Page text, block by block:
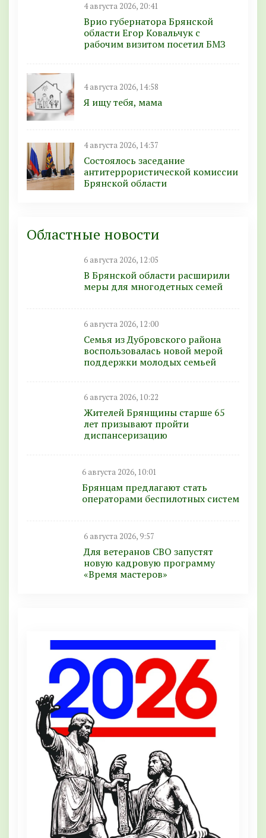
4 августа 2026, 20:41
Врио губернатора Брянской
области Егор Ковальчук с
рабочим визитом посетил БМЗ
4 августа 2026, 14:58
Я ищу тебя, мама
4 августа 2026, 14:37
Состоялось заседание
антитеррористической комиссии
Брянской области
Областные новости
6 августа 2026, 12:05
В Брянской области расширили
меры для многодетных семей
6 августа 2026, 12:00
Семья из Дубровского района
воспользовалась новой мерой
поддержки молодых семьей
6 августа 2026, 10:22
Жителей Брянщины старше 65
лет призывают пройти
диспансеризацию
6 августа 2026, 10:01
Брянцам предлагают стать
оперaторами бeспилотных систeм
6 августа 2026, 9:57
Для ветеранов СВО запустят
новую кадровую программу
«Время мастеров»